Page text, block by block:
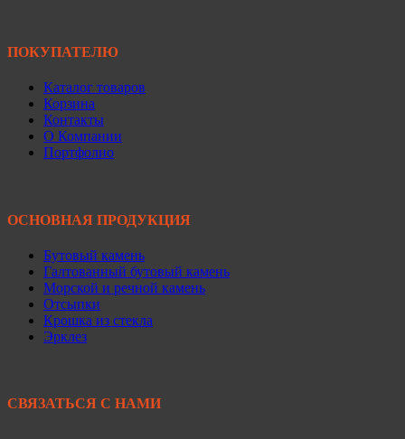
ПОКУПАТЕЛЮ
Каталог товаров
Корзина
Контакты
О Компании
Портфолио
ОСНОВНАЯ ПРОДУКЦИЯ
Бутовый камень
Галтованный бутовый камень
Морской и речной камень
Отсыпки
Крошка из стекла
Эрклез
СВЯЗАТЬСЯ С НАМИ